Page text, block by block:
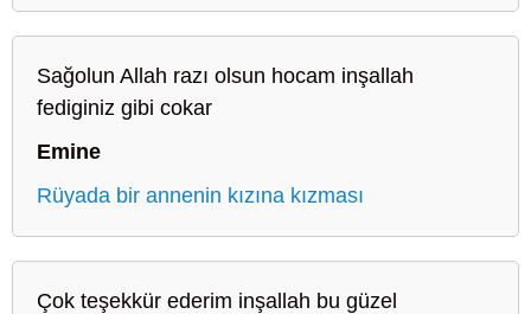
Sağolun Allah razı olsun hocam inşallah
fediginiz gibi cokar
Emine
Rüyada bir annenin kızına kızması
Çok teşekkür ederim inşallah bu güzel